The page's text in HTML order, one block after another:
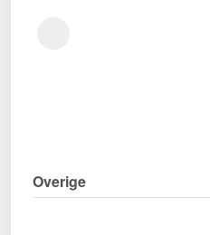
Overige